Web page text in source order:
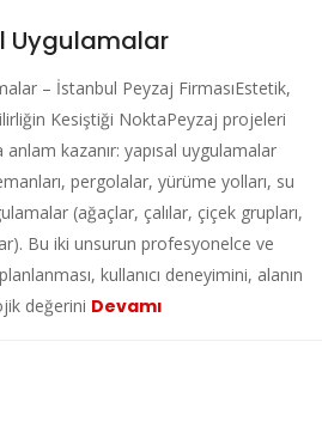
Uygulamalar
– İstanbul Peyzaj FirmasıEstetik,
Kesiştiği NoktaPeyzaj projeleri
kazanır: yapısal uygulamalar
pergolalar, yürüme yolları, su
(ağaçlar, çalılar, çiçek grupları,
Bu iki unsurun profesyonelce ve
kullanıcı deneyimini, alanın
değerini Devamı